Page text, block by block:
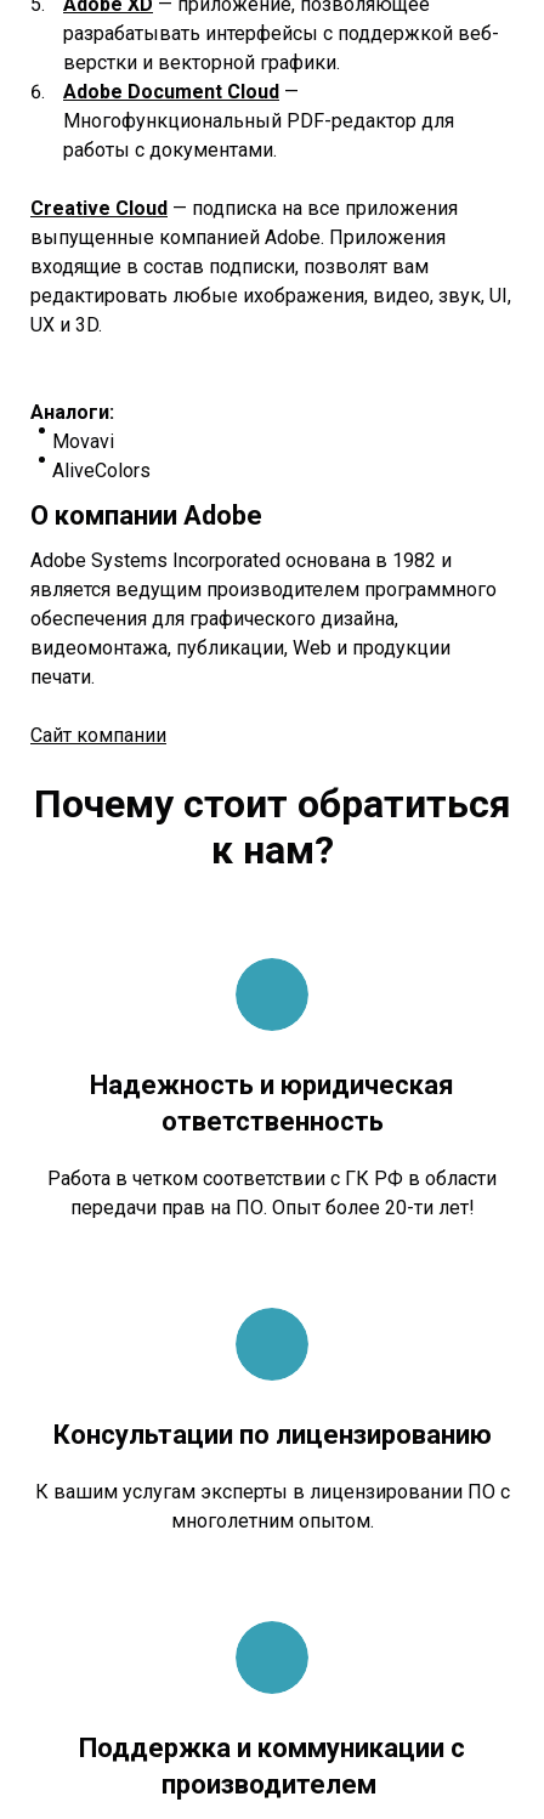
разрабатывать интерфейсы с поддержкой веб-
верстки и векторной графики.
Adobe Document Cloud —
Многофункциональный PDF-редактор для
работы с документами.
Creative Cloud — подписка на все приложения
выпущенные компанией Adobe. Приложения
входящие в состав подписки, позволят вам
редактировать любые ихображения, видео, звук, UI,
UX и 3D.
Аналоги:
Movavi
AliveColors
О компании Adobe
Adobe Systems Incorporated основана в 1982 и
является ведущим производителем программного
обеспечения для графического дизайна,
видеомонтажа, публикации, Web и продукции
печати.
Сайт компании
Почему стоит обратиться
к нам?
Надежность и юридическая
ответственность
Работа в четком соответствии с ГК РФ в области
передачи прав на ПО. Опыт более 20-ти лет!
Консультации по лицензированию
К вашим услугам эксперты в лицензировании ПО с
многолетним опытом.
Поддержка и коммуникации с
производителем